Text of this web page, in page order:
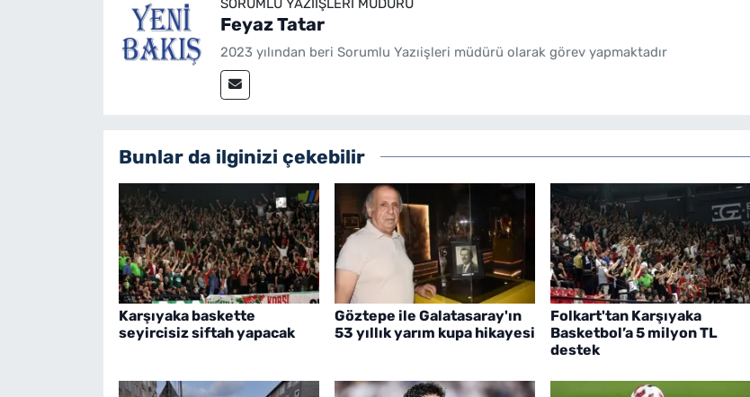
SORUMLU YAZIIŞLERI MÜDÜRÜ
Feyaz Tatar
2023 yılından beri Sorumlu Yazıişleri müdürü olarak görev yapmaktadır
Bunlar da ilginizi çekebilir
Karşıyaka baskette
seyircisiz siftah yapacak
Göztepe ile Galatasaray'ın
53 yıllık yarım kupa hikayesi
Folkart'tan Karşıyaka
Basketbol’a 5 milyon TL
destek